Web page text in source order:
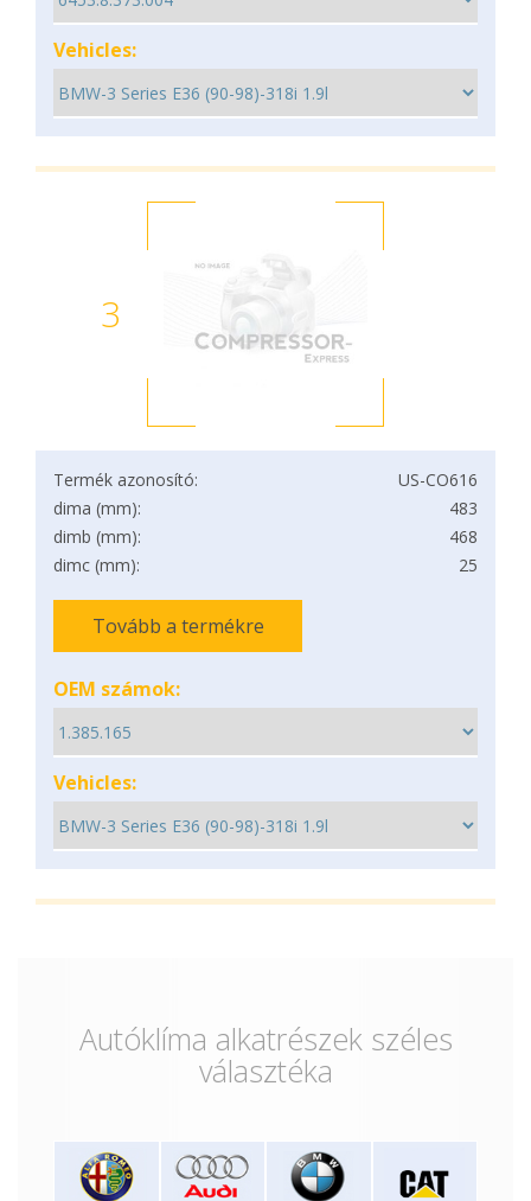
Vehicles:
3
Termék azonosító:
US-CO616
dima (mm):
483
dimb (mm):
468
dimc (mm):
25
Tovább a termékre
OEM számok:
Vehicles:
Autóklíma alkatrészek széles
választéka